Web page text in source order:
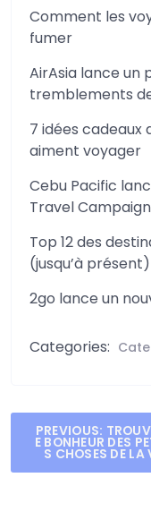
Comment les
fumer
AirAsia lance un
tremblements
7 idées cadeaux
aiment voyager
Cebu Pacific
Travel
Top 12 des
(jusqu’à présent)
2go lance un
Categories:
Post
PREVIOUS:
E BONHEUR DES
S CHOSES DE LA